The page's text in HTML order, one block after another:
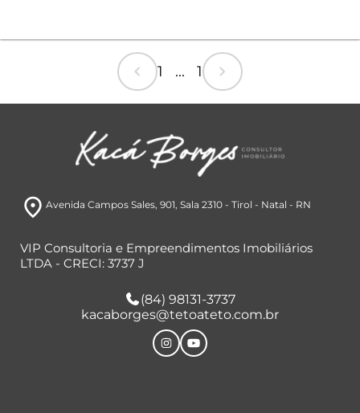
chevron_left 1 ... 1 chevron_right
room Avenida Campos Sales, 901, Sala 2310- Tirol - Natal - RN
VIP Consultoria e Empreendimentos Imobiliários
LTDA - CRECI: 3737 J
(84) 98131-3737
kacaborges@tetoateto.com.br